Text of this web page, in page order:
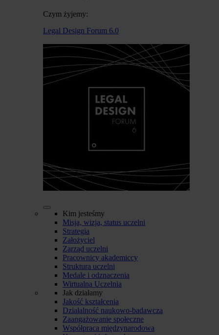
Czym żyjemy:
Legal Design Forum 6.0
Kim jesteśmy
Misja, wizja, status uczelni
Strategia
Założyciel
Zarząd uczelni
Pracownicy akademiccy
Struktura uczelni
Medale i odznaczenia
Wirtualna Uczelnia
Jak działamy
Jakość kształcenia
Działalność naukowo-badawcza
Zaangażowanie społeczne
Współpraca międzynarodowa